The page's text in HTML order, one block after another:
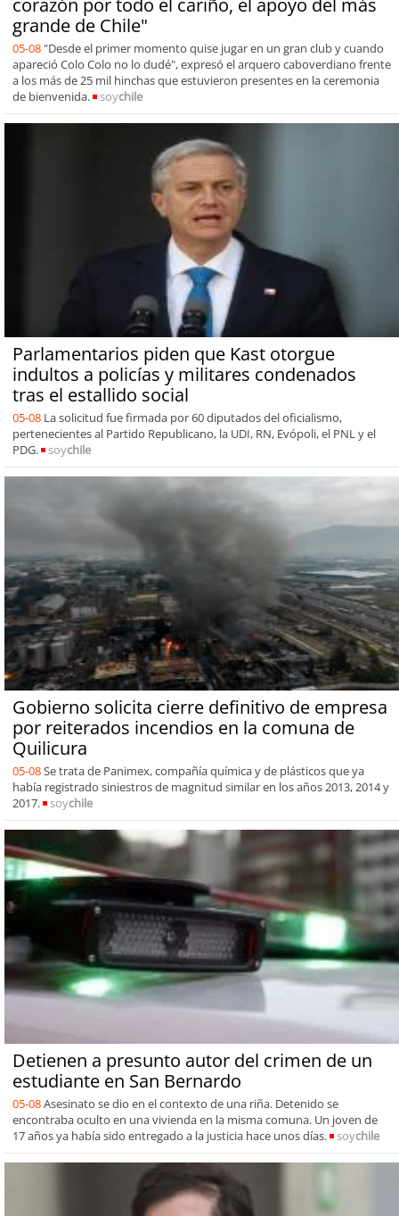
grande de Chile"
05-08 "Desde el primer momento quise jugar en un gran club y cuando
apareció Colo Colo no lo dudé", expresó el arquero caboverdiano frente
a los más de 25 mil hinchas que estuvieron presentes en la ceremonia
de bienvenida.
soychile
Parlamentarios piden que Kast otorgue
indultos a policías y militares condenados
tras el estallido social
05-08 La solicitud fue firmada por 60 diputados del oficialismo,
pertenecientes al Partido Republicano, la UDI, RN, Evópoli, el PNL y el
PDG.
soychile
Gobierno solicita cierre definitivo de empresa
por reiterados incendios en la comuna de
Quilicura
05-08Se trata de Panimex, compañía química y de plásticos que ya
había registrado siniestros de magnitud similar en los años 2013, 2014 y
2017.
soychile
Detienen a presunto autor del crimen de un
estudiante en San Bernardo
05-08Asesinato se dio en el contexto de una riña. Detenido se
encontraba oculto en una vivienda en la misma comuna. Un joven de
17 años ya había sido entregado a la justicia hace unos días.
soychile